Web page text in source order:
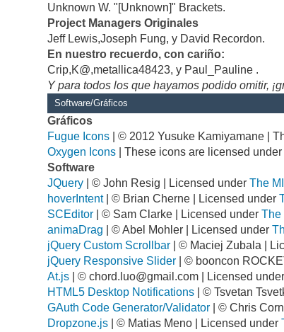
Unknown W. "[Unknown]" Brackets.
Project Managers Originales
Jeff Lewis,Joseph Fung, y David Recordon.
En nuestro recuerdo, con cariño:
Crip,K@,metallica48423, y Paul_Pauline .
Y para todos los que hayamos podido omitir,
Software/Gráficos
Gráficos
Fugue Icons | © 2012 Yusuke Kamiyamane |
Oxygen Icons | These icons are licensed
Software
JQuery | © John Resig | Licensed underThe
hoverIntent| © Brian Cherne | Licensed under
SCEditor | © Sam Clarke | Licensed underThe
animaDrag | © Abel Mohler | Licensed under
jQuery Custom Scrollbar | © Maciej Zubala |
jQuery Responsive Slider | © booncon
At.js | ©chord.luo@gmail.com | Licensed
HTML5 Desktop Notifications | © Tsvetan
GAuth Code Generator/Validator | © Chris
Dropzone.js | © Matias Meno | Licensed under